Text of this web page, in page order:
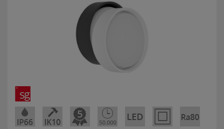
Dieses Cookie wird automatisch generiert und
legt eine eindeutige Sitzungs-ID fest. Es sorgt
dafür, dass die von den Benutzern des Live-Chats
angegebenen Daten nicht verloren gehen,
während auf der Website gesurft wird.
Speichern der Kamera für MPM-
Scan
qrcodecamid
Speichert die ausgewählte Kamera um bei
erneutem Aufruf die entsprechende Auswahl
ausgeben zu können.